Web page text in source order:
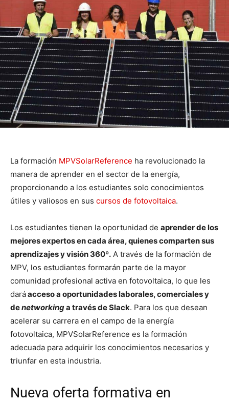
La formación MPVSolarReference ha revolucionado la
manera de aprender en el sector de la energía,
proporcionando a los estudiantes solo conocimientos
útiles y valiosos en sus cursos de fotovoltaica.
Los estudiantes tienen la oportunidad de aprender de los
mejores expertos en cada área, quienes comparten sus
aprendizajes y visión 360º. A través de la formación de
MPV, los estudiantes formarán parte de la mayor
comunidad profesional activa en fotovoltaica, lo que les
daráacceso a oportunidades laborales, comerciales y
denetworkinga través de Slack. Para los que desean
acelerar su carrera en el campo de la energía
fotovoltaica, MPVSolarReference es la formación
adecuada para adquirir los conocimientos necesarios y
triunfar en esta industria.
Nueva oferta formativa en